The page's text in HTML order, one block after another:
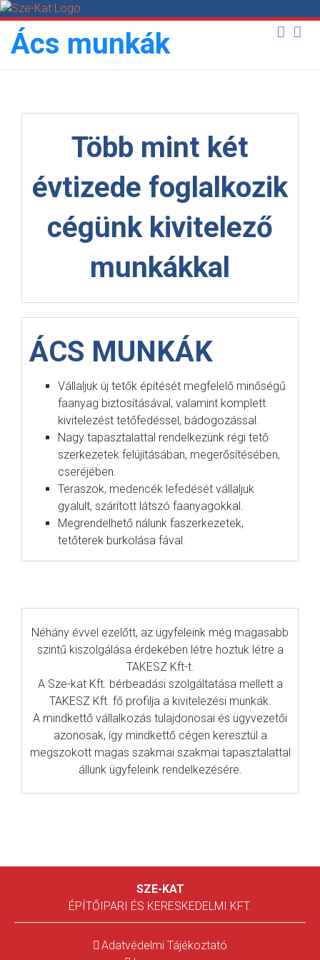
Skip
to
content
Ács munkák
Több mint két
évtizede foglalkozik
cégünk kivitelező
munkákkal
ÁCS MUNKÁK
Vállaljuk új tetők építését megfelelő minőségű
faanyag biztosításával, valamint komplett
kivitelezést tetőfedéssel, bádogozással.
Nagy tapasztalattal rendelkezünk régi tető
szerkezetek felújításában, megerősítésében,
cseréjében.
Teraszok, medencék lefedését vállaljuk
gyalult, szárított látszó faanyagokkal.
Megrendelhető nálunk faszerkezetek,
tetőterek burkolása fával.
Néhány évvel ezelőtt, az ügyfeleink még magasabb
szintű kiszolgálása érdekében létre hoztuk létre a
TAKESZ Kft-t.
A Sze-kat Kft. bérbeadási szolgáltatása mellett a
TAKESZ Kft. fő profilja a kivitelezési munkák.
A mindkettő vállalkozás tulajdonosai és ügyvezetői
azonosak, így mindkettő cégen keresztül a
megszokott magas szakmai szakmai tapasztalattal
állunk ügyfeleink rendelkezésére.
SZE-KAT
ÉPÍTŐIPARI ÉS KERESKEDELMI KFT.
Adatvédelmi Tájékoztató